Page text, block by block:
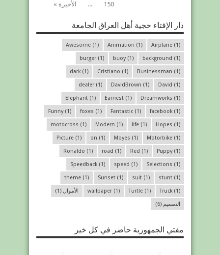
150
... الأخيرة »
دار الإفتاء حجية أهل العراق الجامعة
Airplane (1)
Animation (1)
Awesome (1)
background (1)
buoy(1)
burger (1)
Businessman (1)
Cristiano (1)
dark (1)
David (1)
DavidBrown (1)
dealer (1)
Dreamworks (1)
Earnest (1)
Elephant (1)
facebook (1)
Fantastic (1)
foxes (1)
Funny(1)
Hopes (1)
life (1)
Modern (1)
motocross (1)
Motorbike (1)
Moyes (1)
on (1)
Picture (1)
Puppy(1)
Red (1)
road (1)
Ronaldo (1)
Selections (1)
speed (1)
Speedback (1)
stunt (1)
suit (1)
Sunset (1)
theme (1)
Truck (1)
Turtle (1)
wallpaper (1) الأموال (1)
التصميم (6)
مفتي الجمهورية حاضر في كل خير